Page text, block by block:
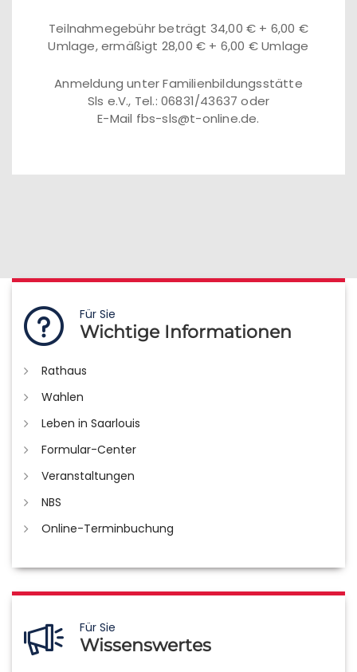
Teilnahmegebühr beträgt 34,00 € + 6,00 €
Umlage, ermäßigt 28,00 € + 6,00 € Umlage
Anmeldung unter Familienbildungsstätte
Sls e.V., Tel.: 06831/43637 oder
E-Mail fbs-sls@t-online.de.
Für Sie
Wichtige Informationen
Rathaus
Wahlen
Leben in Saarlouis
Formular-Center
Veranstaltungen
NBS
Online-Terminbuchung
Für Sie
Wissenswertes